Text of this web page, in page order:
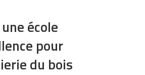
une école
pour
du bois